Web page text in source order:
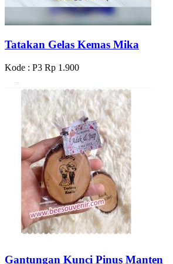
Tatakan Gelas Kemas Mika
Kode : P3 Rp 1.900
Gantungan Kunci Pinus Manten